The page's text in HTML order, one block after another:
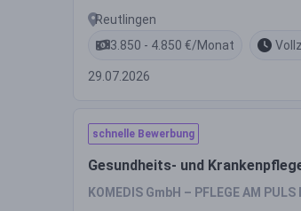
Reutlingen
3.850 - 4.850 €/Monat
29.07.2026
schnelle Bewerbung
Gesundheits- und
KOMEDIS GmbH – PFLEGE AM PULS